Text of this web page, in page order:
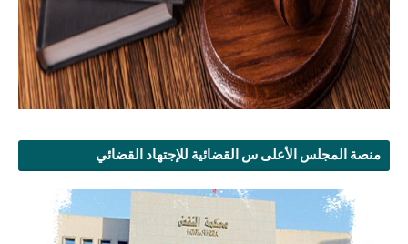
منصة المجلس الأعلى س القضائية للإجتهاد القضائي